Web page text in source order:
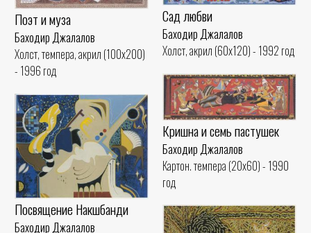
Сад любви
Баходир Джалалов
Холст, акрил (60x120) - 1992 год
Поэт и муза
Баходир Джалалов
Холст, темпера, акрил (100x200)
- 1996 год
Кришна и семь пастушек
Баходир Джалалов
Картон. темпера (20x60) - 1990
год
Посвящение Накшбанди
Баходир Джалалов